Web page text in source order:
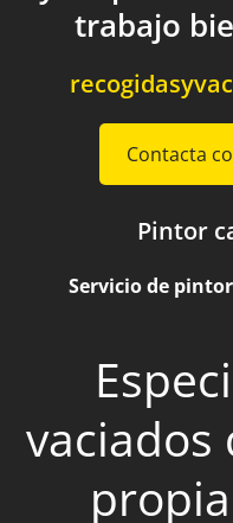
trabajo
Contacta
Pintor
Servicio de
vaciados